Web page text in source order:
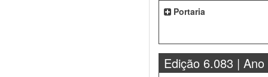
Portaria
Edição 6.083 | Ano